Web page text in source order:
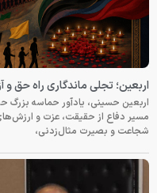
اربعین؛ تجلی ماندگاری راه حق و
اربعین حسینی، یادآور حماسه بزرگ
مسیر دفاع از حقیقت، عزت و
شجاعت و بصیرت مثال‌زدنی،